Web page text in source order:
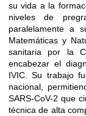
su vida a la
niveles de
paralelamente a
Matemáticas y
sanitaria por la
encabezar el
IVIC. Su trabajo
nacional,
SARS-CoV-2 que
técnica de alta